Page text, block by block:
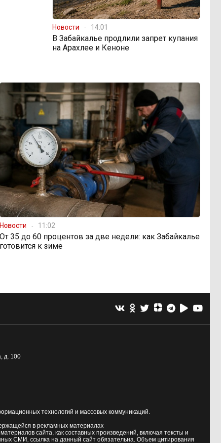
Новости 14:01
В Забайкалье продлили запрет купания
на Арахлее и Кеноне
Новости 11:02
От 35 до 60 процентов за две недели: как Забайкалье
готовится к зиме
д. 100
технологий и массовых коммуникаций.
в рекламных материалах
сайта, как составных произведений, включая тексты и
СМИ, ссылка на данный сайт обязательна. Объем цитирования